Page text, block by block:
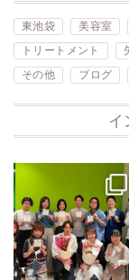
東池袋 美容室
トリートメント
その他
ブログ
イ